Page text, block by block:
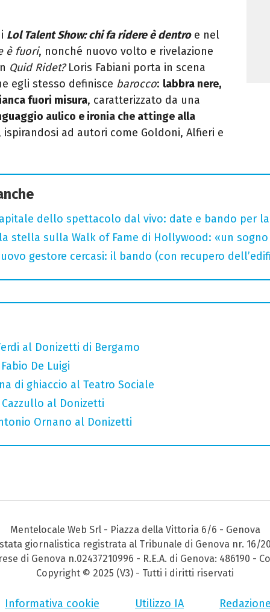
Lol Talent Show: chi fa ridere è dentroe nel
è fuori, nonché nuovo volto e rivelazione
Quid Ridet?Loris Fabiani porta in scena
egli stesso definisce barocco: labbra nere,
fuori misura, caratterizzato da una
aulico e ironia che attinge alla
ad autori come Goldoni, Alfieri e
dello spettacolo dal vivo: date e bando per
stella sulla Walk of Fame di Hollywood: «un
gestore cercasi: il bando (con recupero
al Donizetti di Bergamo
De Luigi
di ghiaccio al Teatro Sociale
al Donizetti
Ornano al Donizetti
Mentelocale Web Srl - Piazza della Vittoria 6/6 - Genova
giornalistica registrata al Tribunale di Genova nr. 16/
di Genova n.02437210996 - R.E.A. di Genova: 486190 -
Copyright © 2025 (V3) - Tutti i diritti riservati
Informativa cookie Utilizzo IA